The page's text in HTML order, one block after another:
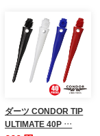
ダーツ CONDOR TIP
ULTIMATE 40P …